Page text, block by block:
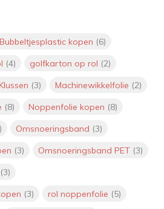
themaverpakking
Lily
Lily van Maanen: Jouw
met Roderick Klaver:
VerpakkingenXL
Bubbeltjesplastic kopen (6)
(4) golfkarton op rol (2)
(3) Machinewikkelfolie (2)
(8) Noppenfolie kopen (8)
Omsnoeringsband (3)
(3) Omsnoeringsband PET (3)
(3)
(3) rol noppenfolie (5)